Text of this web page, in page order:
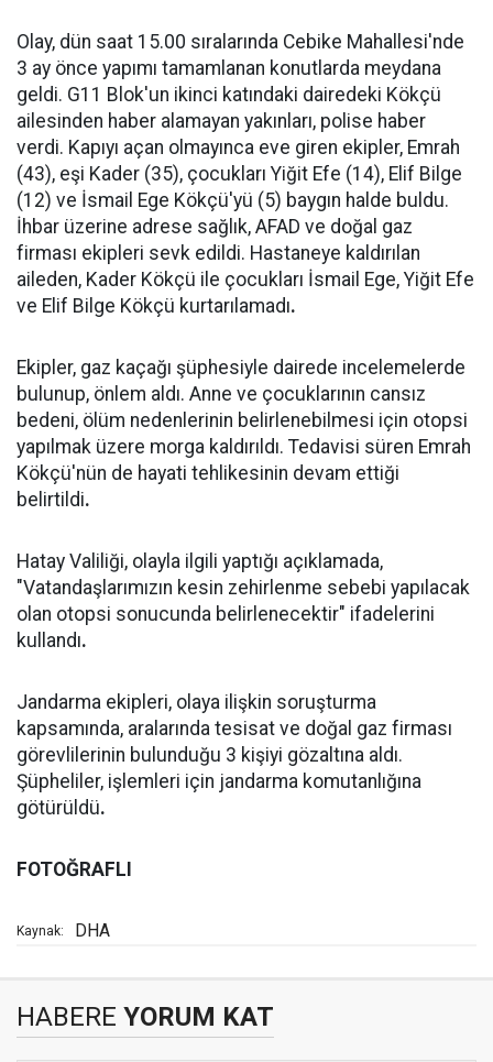
Olay, dün saat 15.00 sıralarında Cebike Mahallesi'nde
3 ay önce yapımı tamamlanan konutlarda meydana
geldi. G11 Blok'un ikinci katındaki dairedeki Kökçü
ailesinden haber alamayan yakınları, polise haber
verdi. Kapıyı açan olmayınca eve giren ekipler, Emrah
(43), eşi Kader (35), çocukları Yiğit Efe (14), Elif Bilge
(12) ve İsmail Ege Kökçü'yü (5) baygın halde buldu.
İhbar üzerine adrese sağlık, AFAD ve doğal gaz
firması ekipleri sevk edildi. Hastaneye kaldırılan
aileden, Kader Kökçü ile çocukları İsmail Ege, Yiğit Efe
ve Elif Bilge Kökçü kurtarılamadı.
Ekipler, gaz kaçağı şüphesiyle dairede incelemelerde
bulunup, önlem aldı. Anne ve çocuklarının cansız
bedeni, ölüm nedenlerinin belirlenebilmesi için otopsi
yapılmak üzere morga kaldırıldı. Tedavisi süren Emrah
Kökçü'nün de hayati tehlikesinin devam ettiği
belirtildi.
Hatay Valiliği, olayla ilgili yaptığı açıklamada,
"Vatandaşlarımızın kesin zehirlenme sebebi yapılacak
olan otopsi sonucunda belirlenecektir" ifadelerini
kullandı.
Jandarma ekipleri, olaya ilişkin soruşturma
kapsamında, aralarında tesisat ve doğal gaz firması
görevlilerinin bulunduğu 3 kişiyi gözaltına aldı.
Şüpheliler, işlemleri için jandarma komutanlığına
götürüldü.
FOTOĞRAFLI
Kaynak: DHA
HABERE YORUM KAT